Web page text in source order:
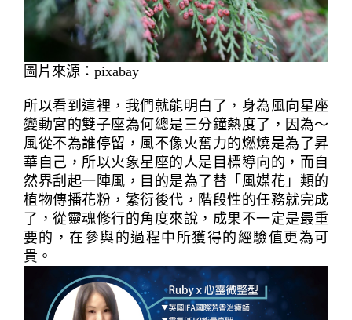
圖片來源：pixabay
所以看到這裡，我們就能明白了，身為風向星座
變動宮的雙子座為何總是三分鐘熱度了，因為～
風從不為誰停留，風不像火奮力的燃燒是為了昇
華自己，所以火象星座的人是目標導向的，而自
然界刮起一陣風，目的是為了替「風媒花」類的
植物傳播花粉，繁衍後代，階段性的任務就完成
了，從靈魂修行的角度來說，成果不一定是最重
要的，在參與的過程中所獲得的經驗值更為可
貴。